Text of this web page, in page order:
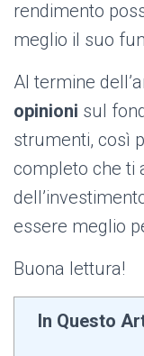
rendimento
meglio il suo
Al termine
opinioni sul
strumenti, così
completo che ti
essere meglio
Buona lettura!
In Questo